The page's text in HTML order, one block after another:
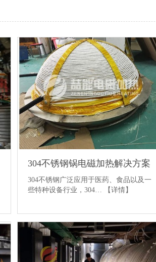
304不锈钢锅电磁加热解决方案
304不锈钢广泛应用于医药、食品以及一
些特种设备行业，304…
【详情】